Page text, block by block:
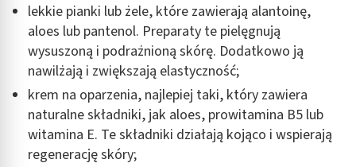
lekkie pianki lub żele, które zawierają alantoinę,
aloes lub pantenol. Preparaty te pielęgnują
wysuszoną i podrażnioną skórę. Dodatkowo ją
nawilżają i zwiększają elastyczność;
krem na oparzenia, najlepiej taki, który zawiera
naturalne składniki, jak aloes, prowitamina B5 lub
witamina E. Te składniki działają kojąco i wspierają
regenerację skóry;